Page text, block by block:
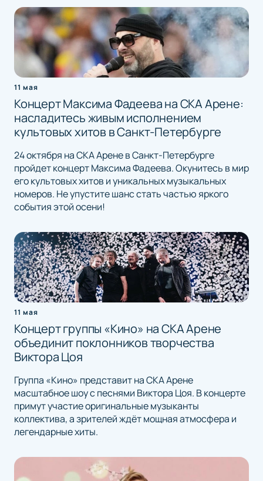
11 мая
Концерт Максима Фадеева на СКА Арене:
насладитесь живым исполнением
культовых хитов в Санкт-Петербурге
24 октября на СКА Арене в Санкт-Петербурге
пройдет концерт Максима Фадеева. Окунитесь в мир
его культовых хитов и уникальных музыкальных
номеров. Не упустите шанс стать частью яркого
события этой осени!
11 мая
Концерт группы «Кино» на СКА Арене
объединит поклонников творчества
Виктора Цоя
Группа «Кино» представит на СКА Арене
масштабное шоу с песнями Виктора Цоя. В концерте
примут участие оригинальные музыканты
коллектива, а зрителей ждёт мощная атмосфера и
легендарные хиты.